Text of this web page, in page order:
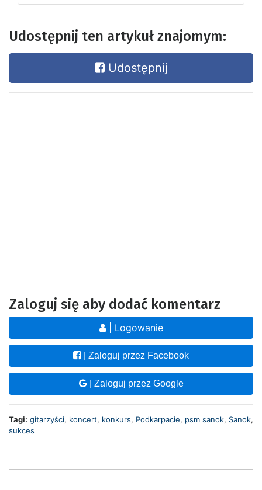
Udostępnij ten artykuł znajomym:
Udostępnij
Zaloguj się aby dodać komentarz
| Logowanie
| Zaloguj przez Facebook
| Zaloguj przez Google
Tagi: gitarzyści, koncert, konkurs, Podkarpacie, psm sanok, Sanok,
sukces